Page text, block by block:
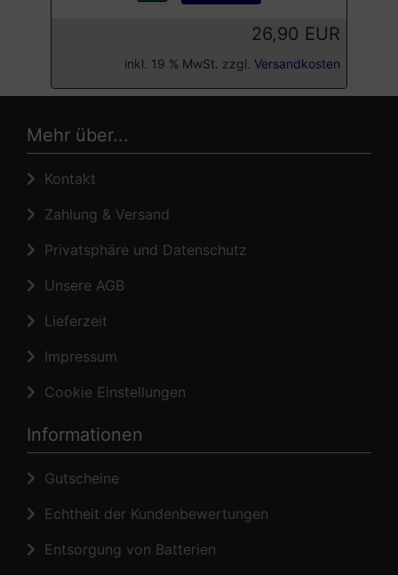
26,90 EUR
inkl. 19 % MwSt. zzgl.Versandkosten
Mehr über...
Kontakt
Zahlung & Versand
Privatsphäre und Datenschutz
Unsere AGB
Lieferzeit
Impressum
Cookie Einstellungen
Informationen
Gutscheine
Echtheit der Kundenbewertungen
Entsorgung von Batterien